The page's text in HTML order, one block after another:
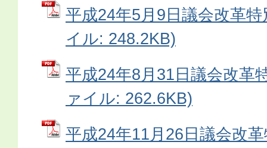
平成24年5月9日議会改革
イル: 248.2KB)
平成24年8月31日議会改革
ァイル: 262.6KB)
平成24年11月26日議会改